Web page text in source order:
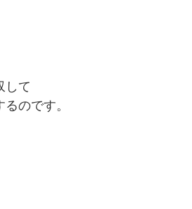
して
のです。